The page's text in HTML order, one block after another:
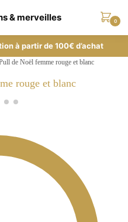
0
à partir de 100€ d’achat
de Noël femme rouge et blanc